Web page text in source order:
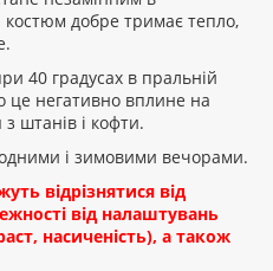
костюм добре тримає тепло,
40 градусах в пральній
негативно вплине на
штанів і кофти.
і зимовими вечорами.
відрізнятися від
від налаштувань
насиченість), а також